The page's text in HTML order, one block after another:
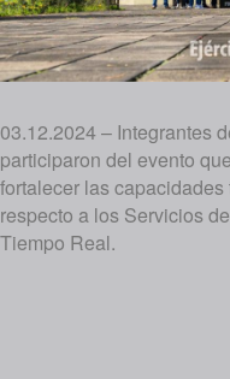
03.12.2024 – Integrantes
participaron del evento
fortalecer las
respecto a los Servicios
Tiempo Real.